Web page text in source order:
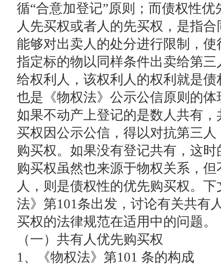
循“合意加登记”原则；而债权性
人先买权或者人的先买权，是指
能够对出卖人的处分进行限制，
指定标的物以同样条件出卖给第
给权利人，该权利人的权利就是债
也是《物权法》公示公信原则的
如果不动产上登记的是数人共有
买权因公示公信，得以对抗第三
购买权。如果没有登记共有，这
购买权虽然也来源于物权关系，
人，则是债权性的优先购买权。
法》第101条出发，讨论有关共有
买权的法律规范在适用中的问题。
（一）共有人优先购买权
1、《物权法》第101 条的构成